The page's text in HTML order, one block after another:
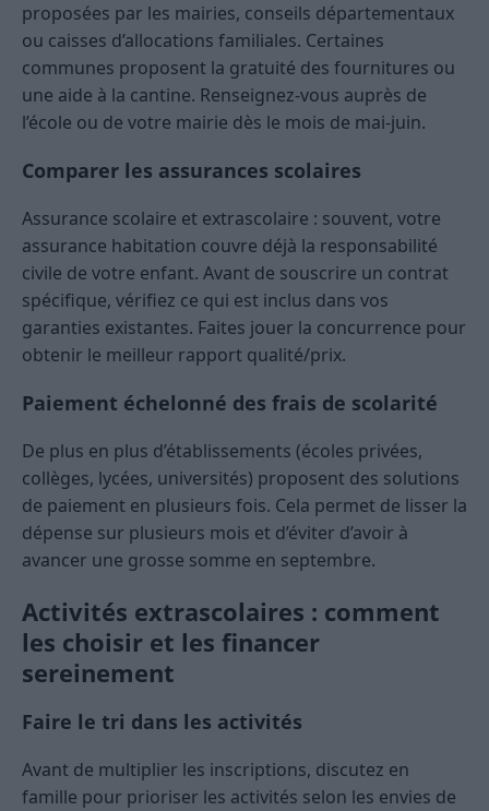
proposées par les mairies, conseils départementaux
ou caisses d’allocations familiales. Certaines
communes proposent la gratuité des fournitures ou
une aide à la cantine. Renseignez-vous auprès de
l’école ou de votre mairie dès le mois de mai-juin.
Comparer les assurances scolaires
Assurance scolaire et extrascolaire : souvent, votre
assurance habitation couvre déjà la responsabilité
civile de votre enfant. Avant de souscrire un contrat
spécifique, vérifiez ce qui est inclus dans vos
garanties existantes. Faites jouer la concurrence pour
obtenir le meilleur rapport qualité/prix.
Paiement échelonné des frais de scolarité
De plus en plus d’établissements (écoles privées,
collèges, lycées, universités) proposent des solutions
de paiement en plusieurs fois. Cela permet de lisser la
dépense sur plusieurs mois et d’éviter d’avoir à
avancer une grosse somme en septembre.
Activités extrascolaires : comment
les choisir et les financer
sereinement
Faire le tri dans les activités
Avant de multiplier les inscriptions, discutez en
famille pour prioriser les activités selon les envies de